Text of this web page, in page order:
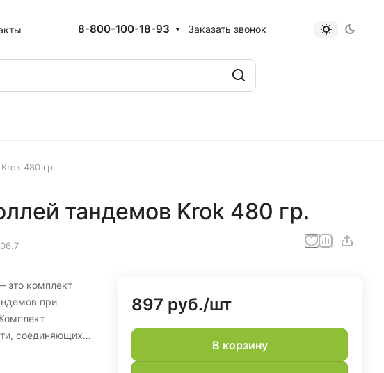
8-800-100-18-93 Заказать звонок
480 гр.
тандемов Krok 480 гр.
это комплект
при
Комплект
соединяющихся
Для этого
897 руб./шт
В корзину